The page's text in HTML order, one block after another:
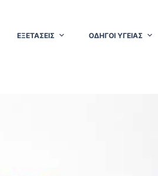
ΕΞΕΤΑΣΕΙΣ ΟΔΗΓΟΙ ΥΓΕΙΑΣ